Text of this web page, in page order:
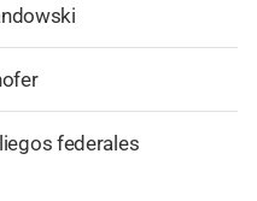
federales